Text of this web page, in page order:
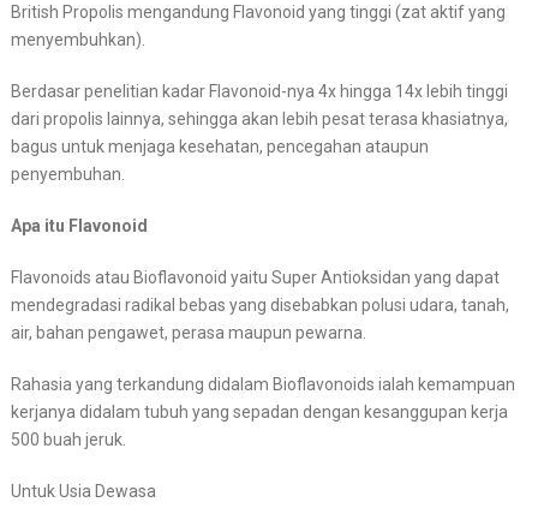
British Propolis mengandung Flavonoid yang tinggi (zat aktif yang
menyembuhkan).
Berdasar penelitian kadar Flavonoid-nya 4x hingga 14x lebih tinggi
dari propolis lainnya, sehingga akan lebih pesat terasa khasiatnya,
bagus untuk menjaga kesehatan, pencegahan ataupun
penyembuhan.
Apa itu Flavonoid
Flavonoids atau Bioflavonoid yaitu Super Antioksidan yang dapat
mendegradasi radikal bebas yang disebabkan polusi udara, tanah,
air, bahan pengawet, perasa maupun pewarna.
Rahasia yang terkandung didalam Bioflavonoids ialah kemampuan
kerjanya didalam tubuh yang sepadan dengan kesanggupan kerja
500 buah jeruk.
Untuk Usia Dewasa